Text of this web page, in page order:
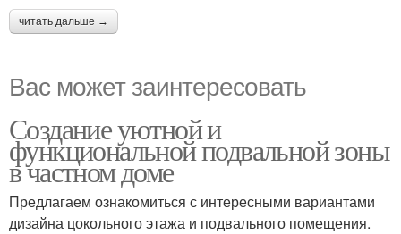
читать дальше →
Вас может заинтересовать
Создание уютной и
функциональной подвальной зоны
в частном доме
Предлагаем ознакомиться с интересными вариантами
дизайна цокольного этажа и подвального помещения.